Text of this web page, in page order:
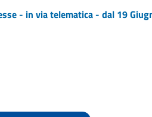
- in via telematica - dal 19